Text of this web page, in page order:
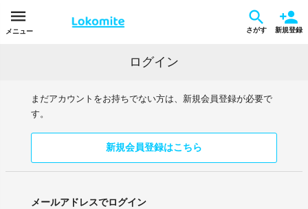
メニュー さがす 新規登録
ログイン
まだアカウントをお持ちでない方は、新規会員登録が必要で
す。
新規会員登録はこちら
メールアドレスでログイン